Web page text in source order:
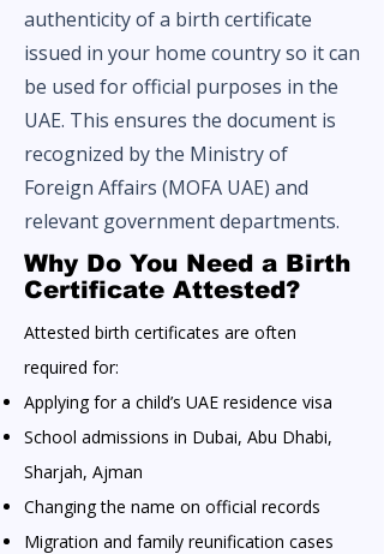
authenticity of a birth certificate
issued in your home country so it can
be used for official purposes in the
UAE. This ensures the document is
recognized by the Ministry of
Foreign Affairs (MOFA UAE) and
relevant government departments.
Why Do You Need a Birth
Certificate Attested?
Attested birth certificates are often
required for:
Applying for a child’s UAE residence visa
School admissions in Dubai, Abu Dhabi,
Sharjah, Ajman
Changing the name on official records
Migration and family reunification cases